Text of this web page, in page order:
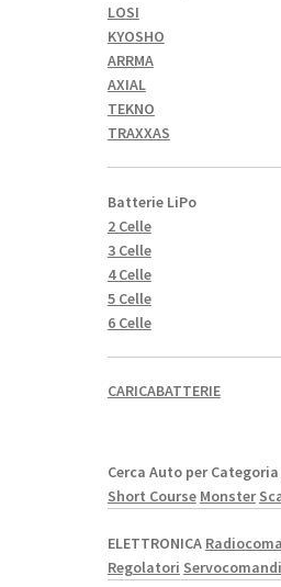
LOSI
KYOSHO
ARRMA
AXIAL
TEKNO
TRAXXAS
Batterie LiPo
2 Celle
3 Celle
4 Celle
5 Celle
6 Celle
CARICABATTERIE
Cerca Auto per Categoria
Short Course Monster
ELETTRONICA
Regolatori Servocomandi